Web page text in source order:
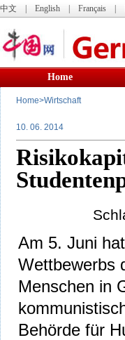
中文 English Français
Home
Home>Wirtschaft
10. 06. 2014
Am 5. Juni
Wettbewerbs
Menschen in
Behörde für